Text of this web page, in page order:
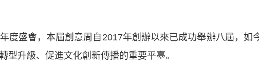
盛會，本屆創意周自2017年創辦以來已成功舉辦八屆，如
型升級、促進文化創新傳播的重要平臺。